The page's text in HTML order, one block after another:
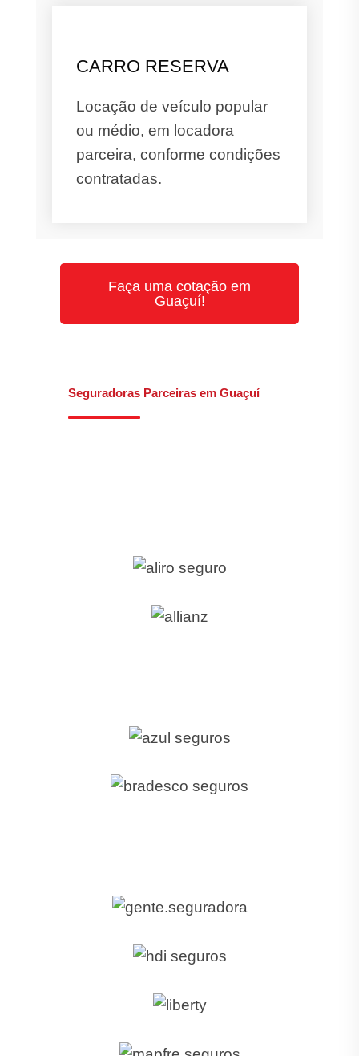
CARRO RESERVA
Locação de veículo popular
ou médio, em locadora
parceira, conforme condições
contratadas.
Faça uma cotação em
Guaçuí!
Seguradoras Parceiras em Guaçuí